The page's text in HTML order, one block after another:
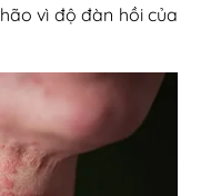
vì độ đàn hồi của